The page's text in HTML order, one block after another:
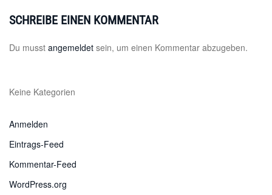
SCHREIBE EINEN KOMMENTAR
Du musst angemeldet sein, um einen Kommentar abzugeben.
Keine Kategorien
Anmelden
Eintrags-Feed
Kommentar-Feed
WordPress.org